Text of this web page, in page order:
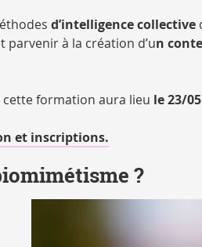
d’intelligence collective
à la création d’un
cette formation aura lieu le 23/05
et inscriptions.
?